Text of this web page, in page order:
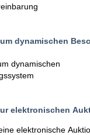
dynamischen
dynamischen
elektronischen
elektronische